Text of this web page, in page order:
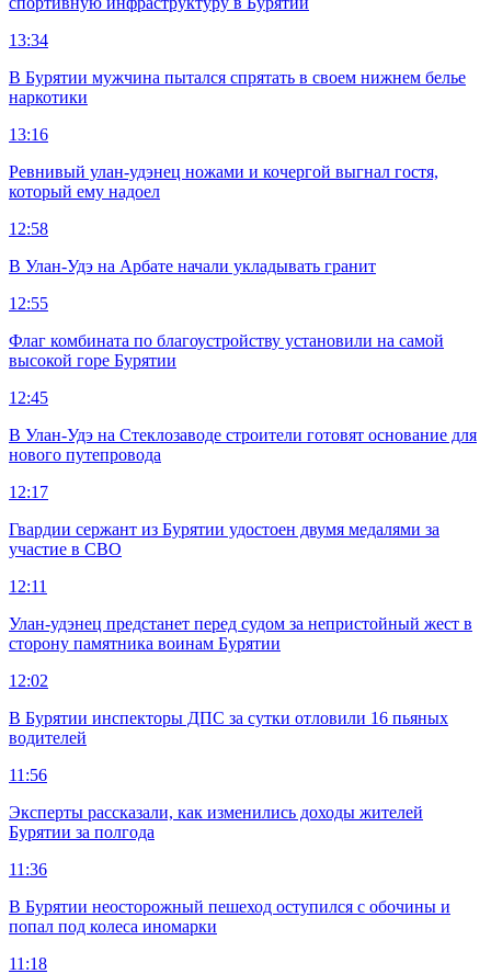
13:34
В Бурятии мужчина пытался спрятать в своем нижнем белье
наркотики
13:16
Ревнивый улан-удэнец ножами и кочергой выгнал гостя,
который ему надоел
12:58
В Улан-Удэ на Арбате начали укладывать гранит
12:55
Флаг комбината по благоустройству установили на самой
высокой горе Бурятии
12:45
В Улан-Удэ на Стеклозаводе строители готовят основание для
нового путепровода
12:17
Гвардии сержант из Бурятии удостоен двумя медалями за
участие в СВО
12:11
Улан-удэнец предстанет перед судом за непристойный жест в
сторону памятника воинам Бурятии
12:02
В Бурятии инспекторы ДПС за сутки отловили 16 пьяных
водителей
11:56
Эксперты рассказали, как изменились доходы жителей
Бурятии за полгода
11:36
В Бурятии неосторожный пешеход оступился с обочины и
попал под колеса иномарки
11:18